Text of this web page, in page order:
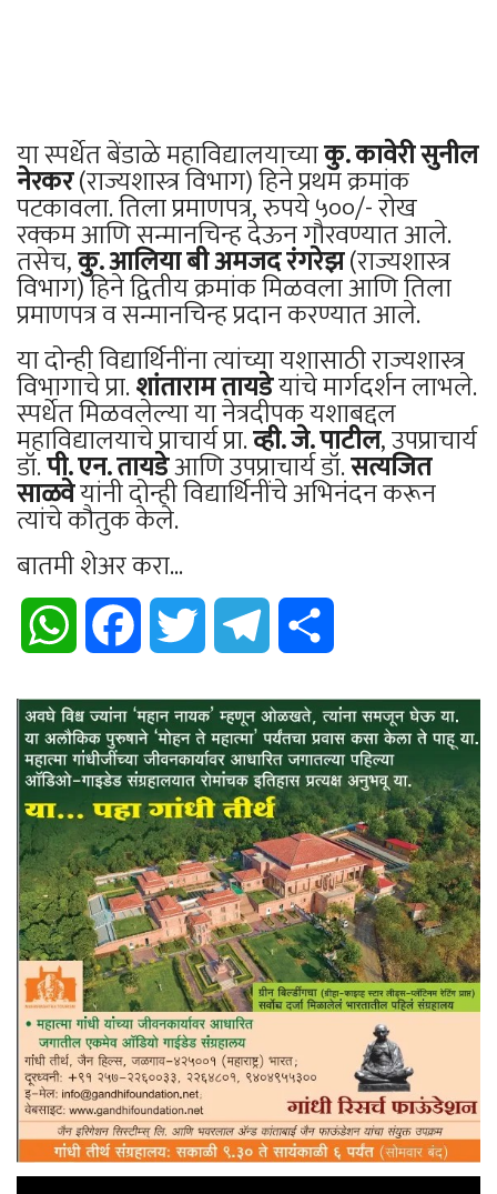
या स्पर्धेत बेंडाळे महाविद्यालयाच्याकु. कावेरी सुनील
नेरकर(राज्यशास्त्र विभाग) हिने प्रथम क्रमांक
पटकावला. तिला प्रमाणपत्र, रुपये ५००/- रोख
रक्कम आणि सन्मानचिन्ह देऊन गौरवण्यात आले.
तसेच,कु. आलिया बी अमजद रंगरेझ(राज्यशास्त्र
विभाग) हिने द्वितीय क्रमांक मिळवला आणि तिला
प्रमाणपत्र व सन्मानचिन्ह प्रदान करण्यात आले.
या दोन्ही विद्यार्थिनींना त्यांच्या यशासाठी राज्यशास्त्र
विभागाचे प्रा.शांताराम तायडेयांचे मार्गदर्शन लाभले.
स्पर्धेत मिळवलेल्या या नेत्रदीपक यशाबद्दल
महाविद्यालयाचे प्राचार्य प्रा.व्ही. जे. पाटील, उपप्राचार्य
डॉ.पी. एन. तायडेआणि उपप्राचार्य डॉ.सत्यजित
साळवेयांनी दोन्ही विद्यार्थिनींचे अभिनंदन करून
त्यांचे कौतुक केले.
बातमी शेअर करा...
WhatsApp Facebook Twitter Telegram